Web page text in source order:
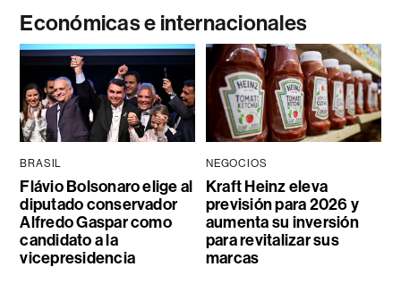
Económicas e internacionales
BRASIL
Flávio Bolsonaro elige al
diputado conservador
Alfredo Gaspar como
candidato a la
vicepresidencia
NEGOCIOS
Kraft Heinz eleva
previsión para 2026 y
aumenta su inversión
para revitalizar sus
marcas